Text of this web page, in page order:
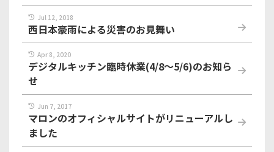
Jul 12, 2018
西日本豪雨による災害のお見舞い
Apr 8, 2020
デジタルキッチン臨時休業(4/8～5/6)のお知ら
せ
Jun 7, 2017
マロンのオフィシャルサイトがリニューアルし
ました